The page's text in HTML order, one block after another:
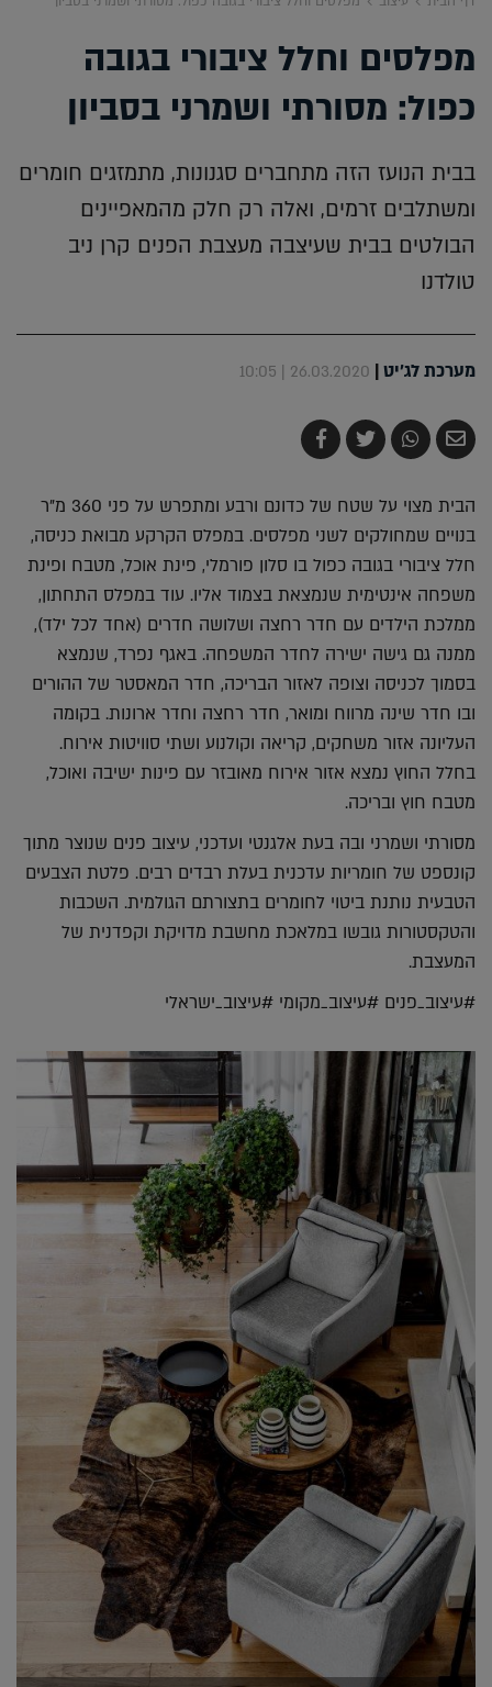
מפלסים וחלל ציבורי בגובה
כפול: מסורתי ושמרני בסביון
בבית הנועז הזה מתחברים סגנונות, מתמזגים חומרים
ומשתלבים זרמים, ואלה רק חלק מהמאפיינים
הבולטים בבית שעיצבה מעצבת הפנים קרן ניב
טולדנו
מערכת לג'יט|
26.03.2020 | 10:05
שלח
בדואר
שתף
ב-
צייץ
ב-
שתף
ב-
הבית מצוי על שטח של כדונם ורבע ומתפרש על פני 360 מ"ר
בנויים שמחולקים לשני מפלסים. במפלס הקרקע מבואת כניסה,
חלל ציבורי בגובה כפול בו סלון פורמלי, פינת אוכל, מטבח ופינת
משפחה אינטימית שנמצאת בצמוד אליו. עוד במפלס התחתון,
ממלכת הילדים עם חדר רחצה ושלושה חדרים (אחד לכל ילד),
ממנה גם גישה ישירה לחדר המשפחה. באגף נפרד, שנמצא
בסמוך לכניסה וצופה לאזור הבריכה, חדר המאסטר של ההורים
ובו חדר שינה מרווח ומואר, חדר רחצה וחדר ארונות. בקומה
העליונה אזור משחקים, קריאה וקולנוע ושתי סוויטות אירוח.
בחלל החוץ נמצא אזור אירוח מאובזר עם פינות ישיבה ואוכל,
מטבח חוץ ובריכה.
מסורתי ושמרני ובה בעת אלגנטי ועדכני, עיצוב פנים שנוצר מתוך
קונספט של חומריות עדכנית בעלת רבדים רבים. פלטת הצבעים
הטבעית נותנת ביטוי לחומרים בתצורתם הגולמית. השכבות
והטקסטורות גובשו במלאכת מחשבת מדויקת וקפדנית של
המעצבת.
#עיצוב_פנים #עיצוב_מקומי #עיצוב_ישראלי